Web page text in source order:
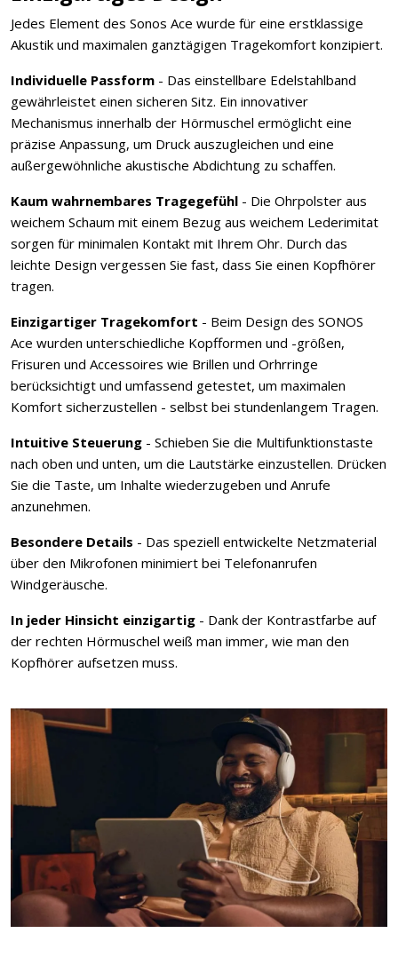
Jedes Element des Sonos Ace wurde für eine erstklassige
Akustik und maximalen ganztägigen Tragekomfort konzipiert.
Individuelle Passform - Das einstellbare Edelstahlband
gewährleistet einen sicheren Sitz. Ein innovativer
Mechanismus innerhalb der Hörmuschel ermöglicht eine
präzise Anpassung, um Druck auszugleichen und eine
außergewöhnliche akustische Abdichtung zu schaffen.
Kaum wahrnembares Tragegefühl - Die Ohrpolster aus
weichem Schaum mit einem Bezug aus weichem Lederimitat
sorgen für minimalen Kontakt mit Ihrem Ohr. Durch das
leichte Design vergessen Sie fast, dass Sie einen Kopfhörer
tragen.
Einzigartiger Tragekomfort - Beim Design des SONOS
Ace wurden unterschiedliche Kopfformen und -größen,
Frisuren und Accessoires wie Brillen und Orhrringe
berücksichtigt und umfassend getestet, um maximalen
Komfort sicherzustellen - selbst bei stundenlangem Tragen.
Intuitive Steuerung - Schieben Sie die Multifunktionstaste
nach oben und unten, um die Lautstärke einzustellen. Drücken
Sie die Taste, um Inhalte wiederzugeben und Anrufe
anzunehmen.
Besondere Details - Das speziell entwickelte Netzmaterial
über den Mikrofonen minimiert bei Telefonanrufen
Windgeräusche.
In jeder Hinsicht einzigartig - Dank der Kontrastfarbe auf
der rechten Hörmuschel weiß man immer, wie man den
Kopfhörer aufsetzen muss.